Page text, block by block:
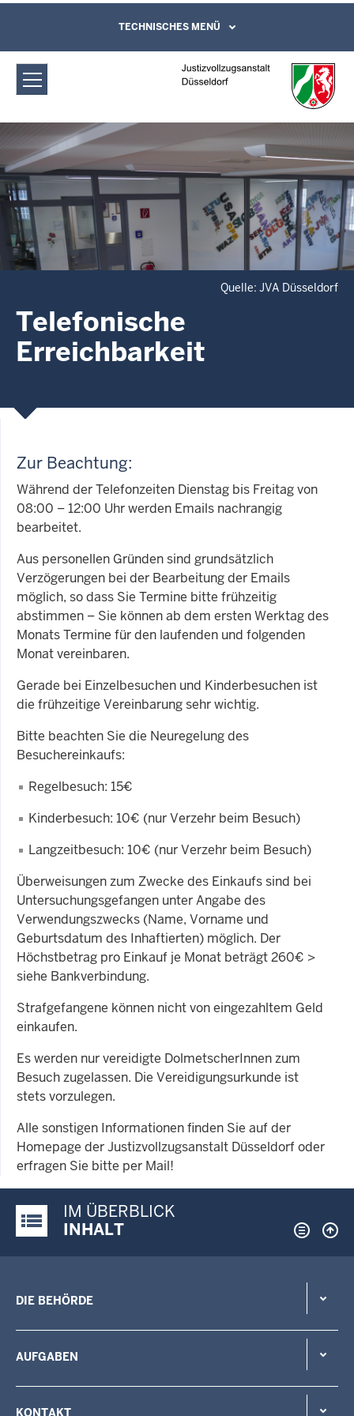
Justizvollzugsanstalt Düsseldorf:
Telefonische Erreichbarkeit
Direkt zum Inhalt
Leichte Sprache, Gebärdensprachenvideo
und Kontaktformular
TECHNISCHES MENÜ
Quelle: JVA Düsseldorf
Telefonische
Erreichbarkeit
Zur Beachtung:
Während der Telefonzeiten Dienstag bis Freitag von
08:00 – 12:00 Uhr werden Emails nachrangig
bearbeitet.
Aus personellen Gründen sind grundsätzlich
Verzögerungen bei der Bearbeitung der Emails
möglich, so dass Sie Termine bitte frühzeitig
abstimmen – Sie können ab dem ersten Werktag des
Monats Termine für den laufenden und folgenden
Monat vereinbaren.
Gerade bei Einzelbesuchen und Kinderbesuchen ist
die frühzeitige Vereinbarung sehr wichtig.
Bitte beachten Sie die Neuregelung des
Besuchereinkaufs:
Regelbesuch: 15€
Kinderbesuch: 10€ (nur Verzehr beim Besuch)
Langzeitbesuch: 10€ (nur Verzehr beim Besuch)
Überweisungen zum Zwecke des Einkaufs sind bei
Untersuchungsgefangen unter Angabe des
Verwendungszwecks (Name, Vorname und
Geburtsdatum des Inhaftierten) möglich. Der
Höchstbetrag pro Einkauf je Monat beträgt 260€ >
siehe Bankverbindung.
Strafgefangene können nicht von eingezahltem Geld
einkaufen.
Es werden nur vereidigte DolmetscherInnen zum
Besuch zugelassen. Die Vereidigungsurkunde ist
stets vorzulegen.
Alle sonstigen Informationen finden Sie auf der
Homepage der Justizvollzugsanstalt Düsseldorf oder
erfragen Sie bitte per Mail!
Justiz-Portal im Überblick:
IM ÜBERBLICK
INHALT
DIE BEHÖRDE
AUFGABEN
KONTAKT